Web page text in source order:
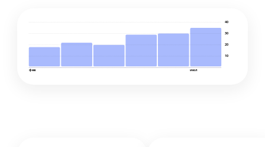
10
20
30
40
фев июл